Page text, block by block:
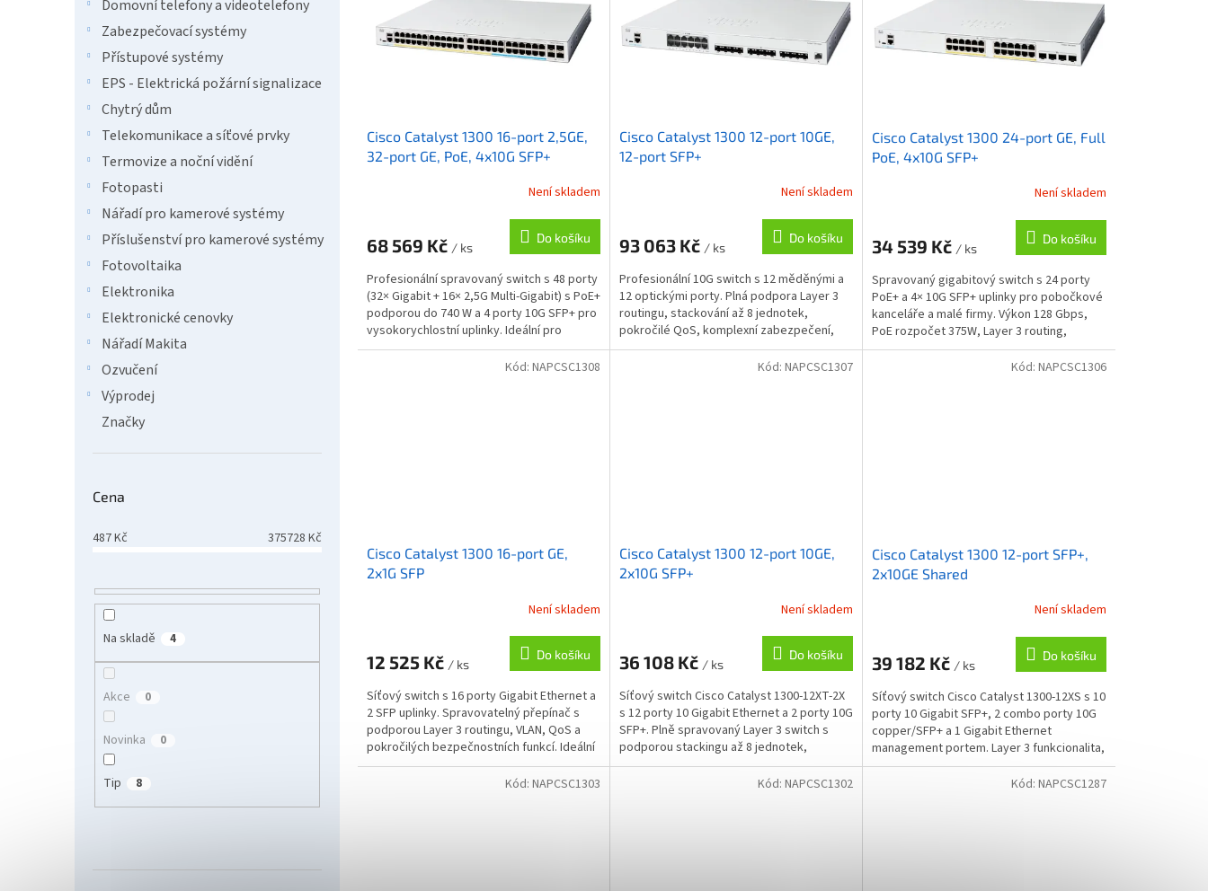
Domovní telefony a videotelefony
Zabezpečovací systémy
Přístupové systémy
EPS - Elektrická požární signalizace
Chytrý dům
Telekomunikace a síťové prvky
Termovize a noční vidění
Fotopasti
Nářadí pro kamerové systémy
Příslušenství pro kamerové systémy
Fotovoltaika
Elektronika
Elektronické cenovky
Nářadí Makita
Ozvučení
Výprodej
Značky
Cena
487Kč 375728 Kč
Na skladě 4
Akce 0
Novinka 0
Tip 8
Cisco Catalyst 1300 16-port 2,5GE,
32-port GE, PoE, 4x10G SFP+
Není skladem
68 569 Kč / ks
Do košíku
Profesionální spravovaný switch s 48 porty
(32× Gigabit + 16× 2,5G Multi-Gigabit) s PoE+
podporou do 740 W a 4 porty 10G SFP+ pro
vysokorychlostní uplinky. Ideální pro
náročné...
Cisco Catalyst 1300 12-port 10GE,
12-port SFP+
Není skladem
93 063 Kč / ks
Do košíku
Profesionální 10G switch s 12 měděnými a
12 optickými porty. Plná podpora Layer 3
routingu, stackování až 8 jednotek,
pokročilé QoS, komplexní zabezpečení,
fanless design pro...
Cisco Catalyst 1300 24-port GE, Full
PoE, 4x10G SFP+
Není skladem
34 539 Kč / ks
Do košíku
Spravovaný gigabitový switch s 24 porty
PoE+ a 4× 10G SFP+ uplinky pro pobočkové
kanceláře a malé firmy. Výkon 128 Gbps,
PoE rozpočet 375W, Layer 3 routing,
stacking až 8...
Cisco Catalyst 1300 16-port GE,
2x1G SFP
Není skladem
12 525 Kč / ks
Do košíku
Síťový switch s 16 porty Gigabit Ethernet a
2 SFP uplinky. Spravovatelný přepínač s
podporou Layer 3 routingu, VLAN, QoS a
pokročilých bezpečnostních funkcí. Ideální
pro...
Kód: NAPCSC1308
Cisco Catalyst 1300 12-port 10GE,
2x10G SFP+
Není skladem
36 108 Kč / ks
Do košíku
Síťový switch Cisco Catalyst 1300-12XT-2X
s 12 porty 10 Gigabit Ethernet a 2 porty 10G
SFP+. Plně spravovaný Layer 3 switch s
podporou stackingu až 8 jednotek,
pokročilými...
Kód: NAPCSC1307
Cisco Catalyst 1300 12-port SFP+,
2x10GE Shared
Není skladem
39 182 Kč / ks
Do košíku
Síťový switch Cisco Catalyst 1300-12XS s 10
porty 10 Gigabit SFP+, 2 combo porty 10G
copper/SFP+ a 1 Gigabit Ethernet
management portem. Layer 3 funkcionalita,
front panel...
Kód: NAPCSC1306
Kód: NAPCSC1303 Kód: NAPCSC1302 Kód: NAPCSC1287